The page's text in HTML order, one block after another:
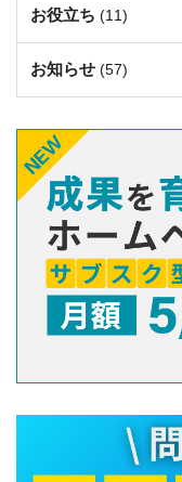
お役立ち (11)
お知らせ (57)